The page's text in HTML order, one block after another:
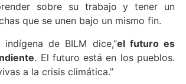
sobre su trabajo y tener un
que se unen bajo un mismo fin.
de BILM dice,”el futuro es
. El futuro está en los pueblos.
a la crisis climática.”